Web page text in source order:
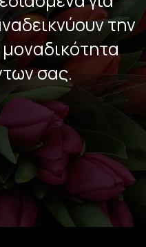
την
μοναδικότητα
σας.